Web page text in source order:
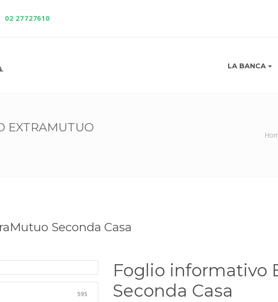
02 27727610
LA BANCA
EXTRAMUTUO
Seconda Casa
595
Foglio informativo
Seconda Casa